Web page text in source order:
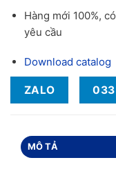
Hàng mới 100%,
yêu cầu
Download catalog
ZALO
MÔ TẢ